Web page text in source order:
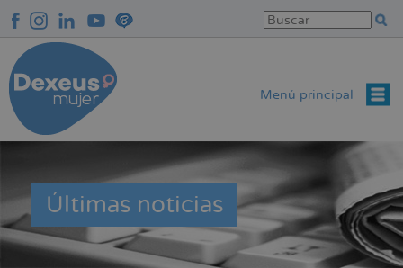
contenido
principal
Menú principal
Últimas noticias